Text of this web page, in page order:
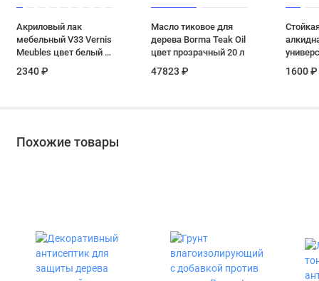
Акриловый лак
мебельный V33 Vernis
Meubles цвет белый 1
2340 ₽
Масло тиковое для
дерева Borma Teak Oil
цвет прозрачный 20 л
47823 ₽ 1600 ₽
Похожие товары